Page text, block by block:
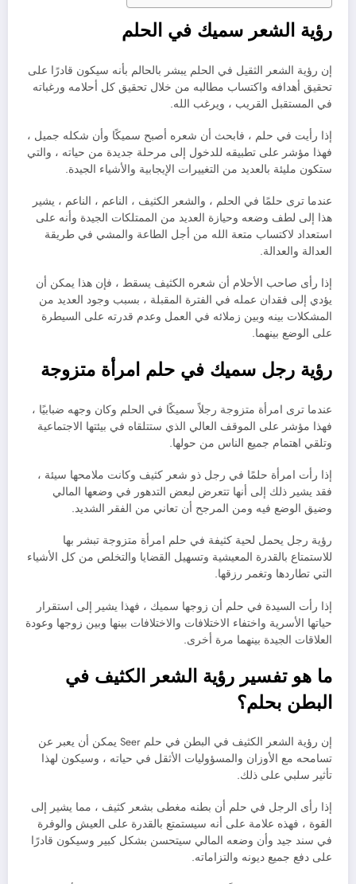
رؤية الشعر سميك في الحلم
إن رؤية الشعر الثقيل في الحلم يبشر بالحالم بأنه سيكون قادرًا على
تحقيق أهدافه واكتساب مطالبه من خلال تحقيق كل أحلامه ورغباته
في المستقبل القريب ، ويرغب الله.
إذا رأيت في حلم ، فابحث أن شعره أصبح سميكًا وأن شكله جميل ،
فهذا مؤشر على تطبيقه للدخول إلى مرحلة جديدة من حياته ، والتي
ستكون مليئة بالعديد من التغييرات الإيجابية والأشياء الجيدة.
عندما ترى حلمًا في الحلم ، والشعر الكثيف ، الناعم ، الناعم ، يشير
هذا إلى لطف وضعه وحيازة العديد من الممتلكات الجيدة وأنه على
استعداد لاكتساب متعة الله من أجل الطاعة والمشي في طريقة
العدالة والعدالة.
إذا رأى صاحب الأحلام أن شعره الكثيف يسقط ، فإن هذا يمكن أن
يؤدي إلى فقدان عمله في الفترة المقبلة ، بسبب وجود العديد من
المشكلات بينه وبين زملائه في العمل وعدم قدرته على السيطرة
على الوضع بينهما.
رؤية رجل سميك في حلم امرأة متزوجة
عندما ترى امرأة متزوجة رجلاً سميكًا في الحلم وكان وجهه ضبابيًا ،
فهذا مؤشر على الموقف العالي الذي ستتلقاه في بيئتها الاجتماعية
وتلقي اهتمام جميع الناس من حولها.
إذا رأت امرأة حلمًا في رجل ذو شعر كثيف وكانت ملامحها سيئة ،
فقد يشير ذلك إلى أنها تتعرض لبعض التدهور في وضعها المالي
وضيق الوضع فيه ومن المرجح أن تعاني من الفقر الشديد.
رؤية رجل يحمل لحية كثيفة في حلم امرأة متزوجة تبشر بها
للاستمتاع بالقدرة المعيشية وتسهيل القضايا والتخلص من كل الأشياء
التي تطاردها وتغمر رزقها.
إذا رأت السيدة في حلم أن زوجها سميك ، فهذا يشير إلى استقرار
حياتها الأسرية واختفاء الاختلافات والاختلافات بينها وبين زوجها وعودة
العلاقات الجيدة بينهما مرة أخرى.
ما هو تفسير رؤية الشعر الكثيف في
البطن بحلم؟
إن رؤية الشعر الكثيف في البطن في حلم Seer يمكن أن يعبر عن
تسامحه مع الأوزان والمسؤوليات الأثقل في حياته ، وسيكون لهذا
تأثير سلبي على ذلك.
إذا رأى الرجل في حلم أن بطنه مغطى بشعر كثيف ، مما يشير إلى
القوة ، فهذه علامة على أنه سيستمتع بالقدرة على العيش والوفرة
في سند جيد وأن وضعه المالي سيتحسن بشكل كبير وسيكون قادرًا
على دفع جميع ديونه والتزاماته.